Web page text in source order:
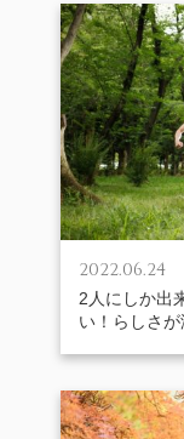
2022.06.24
2人にしか出
い！らしさ